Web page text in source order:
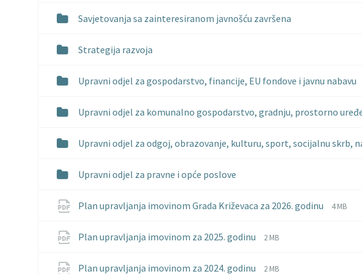
Savjetovanja sa zainteresiranom javnošću završena
Strategija razvoja
Upravni odjel za gospodarstvo, financije, EU fondove i javnu nabavu
Upravni odjel za komunalno gospodarstvo, gradnju, prostorno
Upravni odjel za odgoj, obrazovanje, kulturu, sport, socijalnu skrb,
Upravni odjel za pravne i opće poslove
Plan upravljanja imovinom Grada Križevaca za 2026. godinu
File
File
4 MB
Plan upravljanja imovinom za 2025. godinu
File
File
2 MB
Plan upravljanja imovinom za 2024. godinu
File
File
2 MB